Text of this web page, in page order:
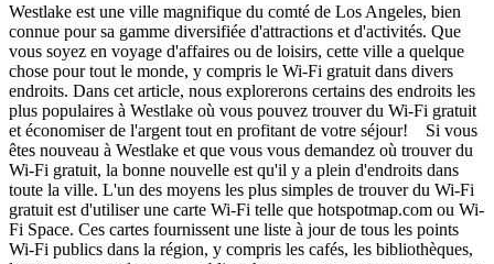
Westlake est une ville magnifique du comté de Los Angeles, bien
connue pour sa gamme diversifiée d'attractions et d'activités. Que
vous soyez en voyage d'affaires ou de loisirs, cette ville a quelque
chose pour tout le monde, y compris le Wi-Fi gratuit dans divers
endroits. Dans cet article, nous explorerons certains des endroits les
plus populaires à Westlake où vous pouvez trouver du Wi-Fi gratuit
et économiser de l'argent tout en profitant de votre séjour! Si vous
êtes nouveau à Westlake et que vous vous demandez où trouver du
Wi-Fi gratuit, la bonne nouvelle est qu'il y a plein d'endroits dans
toute la ville. L'un des moyens les plus simples de trouver du Wi-Fi
gratuit est d'utiliser une carte Wi-Fi telle que hotspotmap.com ou Wi-
Fi Space. Ces cartes fournissent une liste à jour de tous les points
Wi-Fi publics dans la région, y compris les cafés, les bibliothèques,